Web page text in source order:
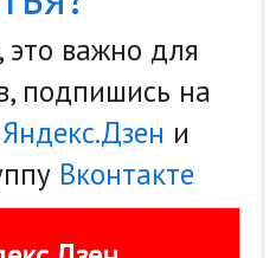
это важно для
подпишись на
Яндекс.Дзен и
Вконтакте